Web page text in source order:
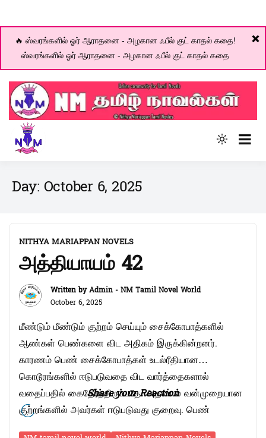
❌
🔥 ஸ்வரங்களில் ஓர் ஆராதனை - அழகான ஃபீல் குட் காதல் கதை!
ஸ்வரங்களில் ஓர் ஆராதனை - அழகான ஃபீல் குட் காதல் கதை
Skip
content
Light
Day:October 6, 2025
NITHYA MARIAPPAN NOVELS
அத்தியாயம் 42
Written byAdmin - NM Tamil Novel World
October 6, 2025
மீண்டும் மீண்டும் குற்றம் செய்யும் சைக்கோபாத்களில்
ஆண்கள் பெண்களை விட அதிகம் இருக்கின்றனர்.
காரணம் பெண் சைக்கோபாத்கள் உடல்ரீதியான
கொடூரங்களில் ஈடுபடுவதை விட வார்த்தைகளால்
வதைப்பதில் கைதேர்ந்திருப்பதே. அதனால் வன்முறையான
குற்றங்களில் அவர்கள் ஈடுபடுவது குறைவு. பெண்
Share your Reaction